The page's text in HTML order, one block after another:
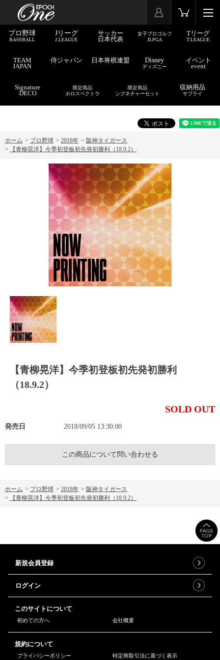
プロ野球
BASEBALL
Jリーグ
J.LEAGUE
サッカー
日本代表
女子プロゴルフ
JLPGA
Tリーグ
T.LEAGUE
TEAM
JAPAN
侍ジャパン 日本将棋連盟 Disney
ディズニー
イベント
event
Signature
DECO
限定商品
ホロスペクトラ
限定商品
シグネチャーセット
収納用品
サプライ
ホーム > プロ野球 > 2018年 > 阪神タイガース
>
【青柳晃洋】今季初登板初先発初勝利（18.9.2）
【青柳晃洋】今季初登板初先発初勝利
（18.9.2）
SOLD OUT
発売日 2018/09/05 13:30:00
この商品について問い合わせる
ホーム > プロ野球 > 2018年 > 阪神タイガース
>
【青柳晃洋】今季初登板初先発初勝利（18.9.2）
新規会員登録
ログイン
このサイトについて
初めての方へ 会社概要
規約について
プライバシーポリシー 特定商取引法に基づく表示